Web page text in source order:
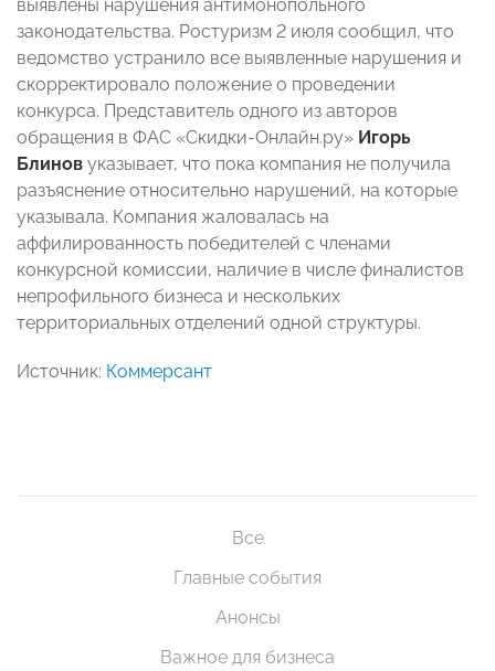
выявлены нарушения антимонопольного
законодательства. Ростуризм 2 июля сообщил, что
ведомство устранило все выявленные нарушения и
скорректировало положение о проведении
конкурса. Представитель одного из авторов
обращения в ФАС «Скидки-Онлайн.ру» Игорь
Блинов указывает, что пока компания не получила
разъяснение относительно нарушений, на которые
указывала. Компания жаловалась на
аффилированность победителей с членами
конкурсной комиссии, наличие в числе финалистов
непрофильного бизнеса и нескольких
территориальных отделений одной структуры.
Источник: Коммерсант
Все
Главные события
Анонсы
Важное для бизнеса